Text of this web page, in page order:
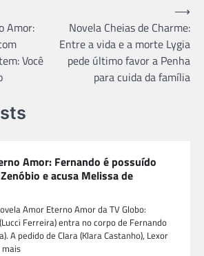
Amor:
Você
Novela Cheias de Charme:
Entre a vida e a morte Lygia
pede último favor a Penha
para cuida da família
⟶
Amor: Fernando é possuído
e acusa Melissa de
Amor Eterno Amor da TV Globo:
Ferreira) entra no corpo de Fernando
A pedido de Clara (Klara Castanho), Lexor